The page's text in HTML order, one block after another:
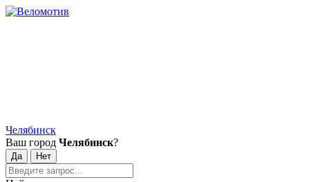
Челябинск
Ваш город Челябинск?